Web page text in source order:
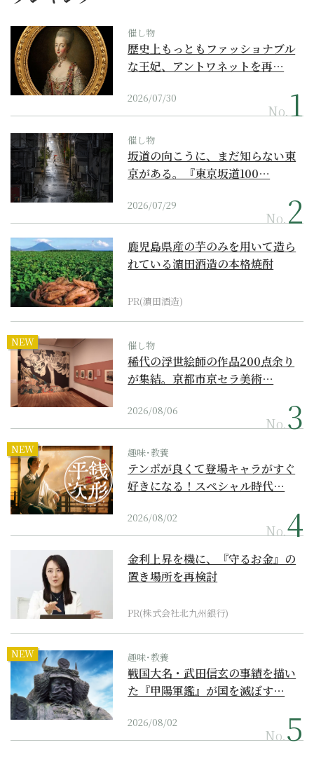
催し物
歴史上もっともファッショナブル
な王妃、アントワネットを再…
2026/07/30
No.
催し物
坂道の向こうに、まだ知らない東
京がある。『東京坂道100…
2026/07/29
No.
鹿児島県産の芋のみを用いて造ら
れている濵田酒造の本格焼酎
PR(濵田酒造)
NEW 催し物
稀代の浮世絵師の作品200点余り
が集結。京都市京セラ美術…
2026/08/06
No.
NEW 趣味･教養
テンポが良くて登場キャラがすぐ
好きになる！スペシャル時代…
2026/08/02
No.
金利上昇を機に、『守るお金』の
置き場所を再検討
PR(株式会社北九州銀行)
NEW 趣味･教養
戦国大名・武田信玄の事績を描い
た『甲陽軍鑑』が国を滅ぼす…
2026/08/02
No.